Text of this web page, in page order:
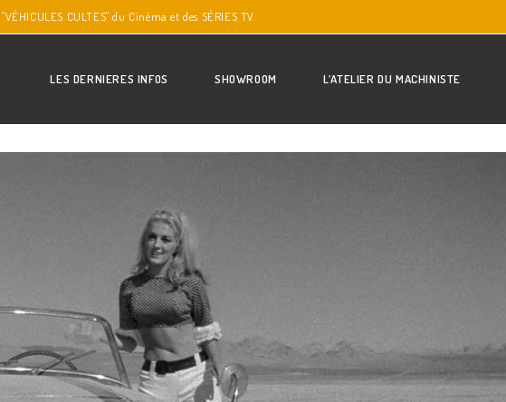
CULTES" du Cinéma et des SÉRIES TV
LES DERNIERES INFOS SHOWROOM L’ATELIER DU MACHINISTE